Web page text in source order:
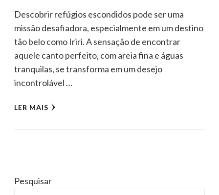
Descobrir refúgios escondidos pode ser uma
missão desafiadora, especialmente em um destino
tão belo como Iriri. A sensação de encontrar
aquele canto perfeito, com areia fina e águas
tranquilas, se transforma em um desejo
incontrolável …
LER MAIS
Pesquisar